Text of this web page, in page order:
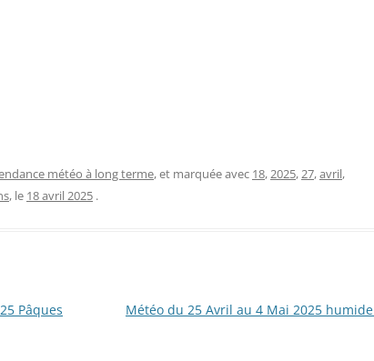
météo à long terme, et marquée avec 18,2025,27,avril,
, le 18 avril 2025 .
Pâques Météo du 25 Avril au 4 Mai 2025 humide